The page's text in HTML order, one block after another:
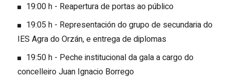
19:00 h - Reapertura de portas ao público
19:05 h - Representación do grupo de secundaria do
IES Agra do Orzán, e entrega de diplomas
19:50 h - Peche institucional da gala a cargo do
concelleiro Juan Ignacio Borrego